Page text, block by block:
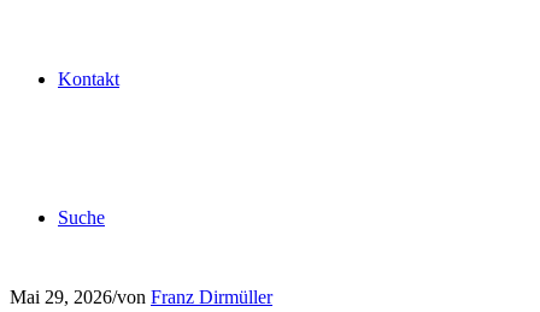
Kontakt
Suche
Mai 29, 2026/von Franz Dirmüller